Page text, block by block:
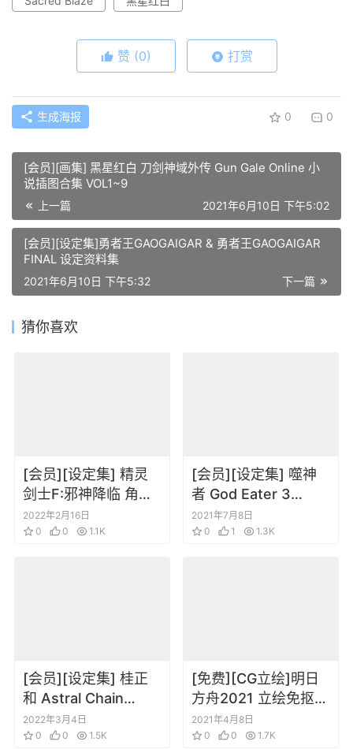
赞 (0) 打赏
生成海报 0 0
[会员][画集] 黑星红白 刀剑神域外传 Gun Gale Online 小
说插图合集 VOL1~9
上一篇 2021年6月10日 下午5:02
[会员][设定集]勇者王GAOGAIGAR & 勇者王GAOGAIGAR
FINAL 设定资料集
下一篇
2021年6月10日 下午5:32
猜你喜欢
[会员][设定集] 精灵
剑士F:邪神降临 角色
设定画集 中日双语
2022年2月16日
0
0 1.1K
[会员][设定集] 噬神
者 God Eater 3
Visual Artworks
2021年7月8日
0
1 1.3K
[会员][设定集] 桂正
和 Astral Chain
Collectors Edition
Artbook
2022年3月4日
0
0 1.5K
[免费][CG立绘]明日
方舟2021 立绘免抠图
PNG 更新到21年2月
2021年4月8日
0
0 1.7K